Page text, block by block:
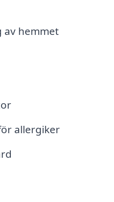
av hemmet
allergiker